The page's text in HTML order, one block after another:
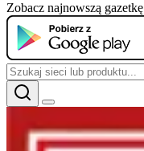
Zobacz najnowszą gazetkę